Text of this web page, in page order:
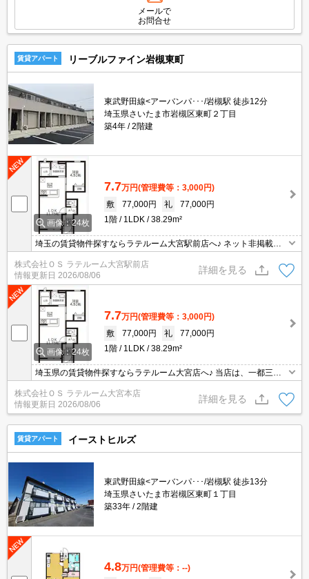
メールで
お問合せ
賃貸アパート リーブルファイン岩槻東町
東武野田線<アーバンパ･･･/岩槻駅 徒歩12分
埼玉県さいたま市岩槻区東町２丁目
築4年
2階建
画像：24枚
7.7万円(管理費等：3,000円)
敷
77,000円 礼
77,000円
1階
1LDK 38.29m²
埼玉の賃貸物件探すならラテルーム大宮駅前店へ♪ ネット非掲載物
件多数ございます！ 【入居審査不安な方】【初期安物件】【クレジ
ット決済可】ご相談ください！！ ※仲介手数料無料 『ご来店初めて
のお客様・当物件を契約に限る』
株式会社ＯＳ ラテルーム大宮駅前店
情報更新日 2026/08/06
詳細を見る
画像：24枚
7.7万円(管理費等：3,000円)
敷
77,000円 礼
77,000円
1階
1LDK 38.29m²
埼玉県の賃貸物件探すならラテルーム大宮店へ♪ 当店は、一都三県
の中でも埼玉県に特化しておりますので、納得のお部屋探しが提供
可能！インターネット上に公開されてない物件多数取扱っておりま
す。初期費用のキャンペーン物件も御座いまして、お支払いは分割
支払いも対応しております。
株式会社ＯＳ ラテルーム大宮本店
情報更新日 2026/08/06
詳細を見る
賃貸アパート イーストヒルズ
東武野田線<アーバンパ･･･/岩槻駅 徒歩13分
埼玉県さいたま市岩槻区東町１丁目
築33年
2階建
4.8万円(管理費等：--)